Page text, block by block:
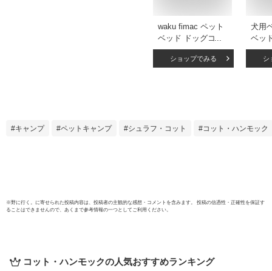
waku fimac ペット
ベッド ドッグコッ
ト コット 犬 猫 ベ
ッド 犬用ベッド 小
ショップでみる
犬用
ベッ
ト 折
納袋
ット
シ
キャンプ ペットキャンプ シュラフ・コット コット・ハンモック
※野に行く。 に寄せられた投稿内容は、投稿者の主観的な感想・コメントを含みます。 投稿の信憑性・正確性を保証す
ることはできませんので、あくまで参考情報の一つとしてご利用ください。
コット・ハンモックの人気おすすめランキング